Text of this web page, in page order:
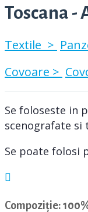
Toscana -
Textile >
Covoare >
Se foloseste in
scenografate
Se poate folosi
Compoziție: